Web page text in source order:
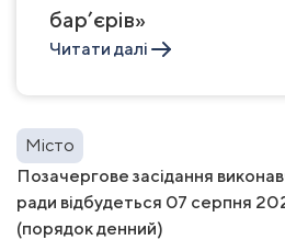
бар’єрів»
Читати далі
Місто
Позачергове засідання
ради відбудеться 07 серпня
(порядок денний)